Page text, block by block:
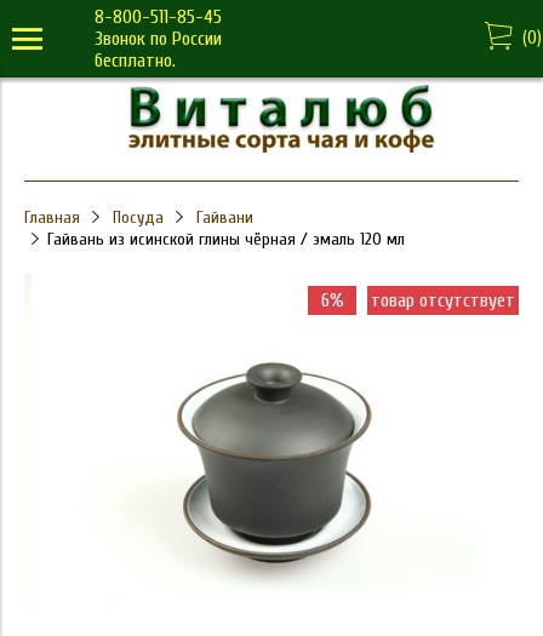
8-800-511-85-45
Звонок по России
бесплатно.
(0)
Главная Посуда
Гайвани
Гайвань из исинской глины чёрная / эмаль 120 мл
6% товар отсутствует